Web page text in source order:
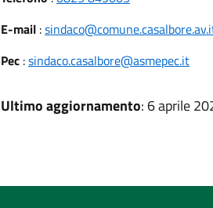
E-mail:
Pec:sindaco.casalbore@asmepec.it
Ultimo aggiornamento: 6 aprile